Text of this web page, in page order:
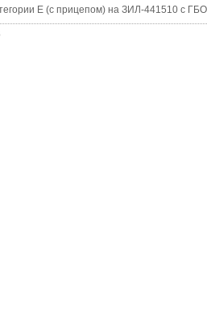
Е (с прицепом) на ЗИЛ-441510 с ГБО